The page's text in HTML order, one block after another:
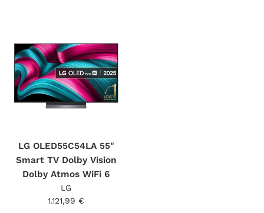
LG OLED55C54LA 55"
Smart TV Dolby Vision
Dolby Atmos WiFi 6
LG
Precio
1.121,99 €